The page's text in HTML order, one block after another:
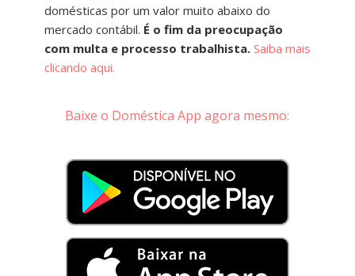
domésticas por um valor muito abaixo do
mercado contábil. É o fim da preocupação
com multa e processo trabalhista. Saiba mais
clicando aqui.
Baixe o Doméstica App agora mesmo: